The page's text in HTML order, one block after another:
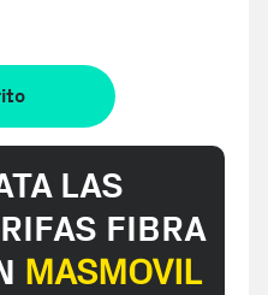
LAS
FIBRA
MASMOVIL